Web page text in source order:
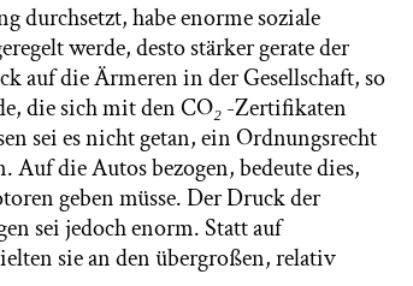
durchsetzt, habe enorme soziale
werde, desto stärker gerate der
auf die Ärmeren in der Gesellschaft, so
die sich mit den CO₂-Zertifikaten
sei es nicht getan, ein Ordnungsrecht
Auf die Autos bezogen, bedeute dies,
geben müsse. Der Druck der
sei jedoch enorm. Statt auf
sie an den übergroßen, relativ